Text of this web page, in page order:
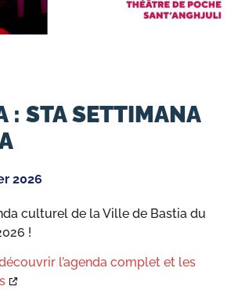
: STA SETTIMANA
2026
culturel de la Ville de Bastia du
!
l’agenda complet et les